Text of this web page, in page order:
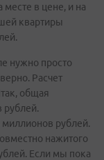
в цене, и на
квартиры
нужно просто
Расчет
общая
рублей.
рублей.
нажитого
Если мы пока